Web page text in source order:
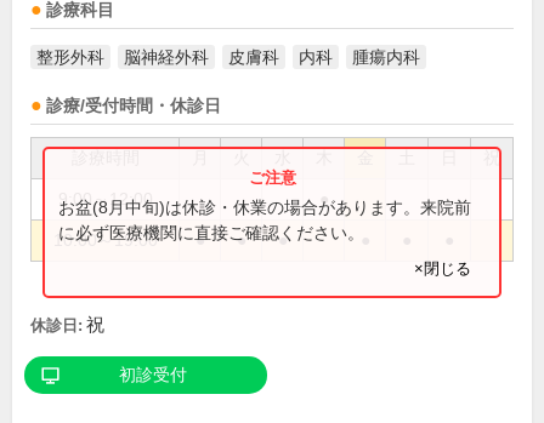
診療科目
整形外科 脳神経外科 皮膚科 内科 腫瘍内科
診療/受付時間・休診日
祝
9:00～12:00 ●
10:00～19:00 ● ● ●
お盆(8月中旬)は休診・休業の場合があります。来院前
に必ず医療機関に直接ご確認ください。
×閉じる
休診日: 祝
初診受付